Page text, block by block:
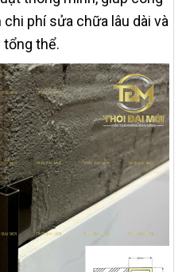
phí sửa chữa lâu dài và
tổng thể.